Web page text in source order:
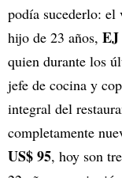
podía sucederlo: el
hijo de 23 años, EJ
quien durante los
jefe de cocina y
integral del
completamente
US$ 95, hoy son